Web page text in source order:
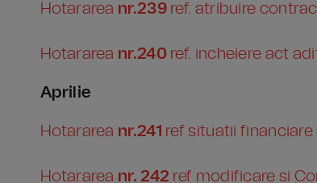
Hotararea nr.239ref. atribuire
Hotararea nr.240 ref. incheiere act
Aprilie
Hotararea nr.241 ref situatii financiare
Hotararea nr. 242 ref modificare si